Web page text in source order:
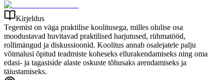
Kirjeldus
Tegemist on väga praktilise koolitusega, milles olulise osa
moodustavad huvitavad praktilised harjutused, rühmatööd,
rollimängud ja diskussioonid. Koolitus annab osalejatele palju
võimalusi õpitud teadmiste koheseks ellurakendamiseks ning oma
edasi- ja tagasiside alaste oskuste tõhusaks arendamiseks ja
täiustamiseks.